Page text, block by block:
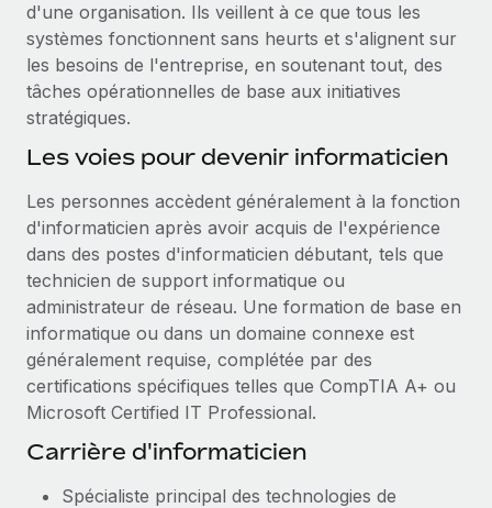
d'une organisation. Ils veillent à ce que tous les
systèmes fonctionnent sans heurts et s'alignent sur
les besoins de l'entreprise, en soutenant tout, des
tâches opérationnelles de base aux initiatives
stratégiques.
Les voies pour devenir informaticien
Les personnes accèdent généralement à la fonction
d'informaticien après avoir acquis de l'expérience
dans des postes d'informaticien débutant, tels que
technicien de support informatique ou
administrateur de réseau. Une formation de base en
informatique ou dans un domaine connexe est
généralement requise, complétée par des
certifications spécifiques telles que CompTIA A+ ou
Microsoft Certified IT Professional.
Carrière d'informaticien
Spécialiste principal des technologies de